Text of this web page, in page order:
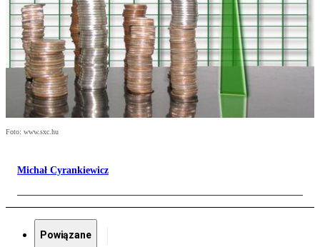
Foto: www.sxc.hu
Michał Cyrankiewicz
Powiązane